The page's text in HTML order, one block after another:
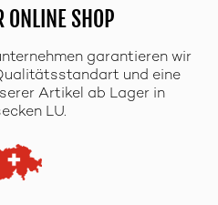
ONLINE SHOP
garantieren wir
und eine
Artikel ab Lager in
LU.